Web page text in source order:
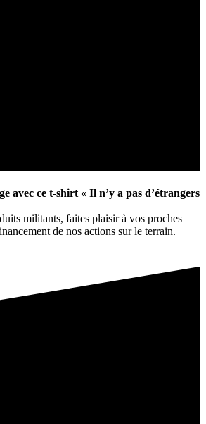
avec ce t-shirt « Il n’y a pas d’étrangers
militants, faites plaisir à vos proches
de nos actions sur le terrain.